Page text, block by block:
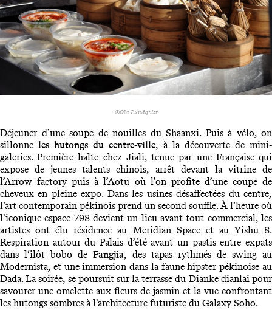
©Ola Lundqvist
Déjeuner d’une soupe de nouilles du Shaanxi. Puis à vélo, on
sillonneles hutongs du centre-ville, à la découverte de mini-
galeries. Première halte chez Jiali, tenue par une Française qui
expose de jeunes talents chinois, arrêt devant la vitrine de
l’Arrow factory puis à l’Aotu où l’on profite d’une coupe de
cheveux en pleine expo. Dans les usines désaffectées du centre,
l’art contemporain pékinois prend un second souffle. À l’heure où
l’iconique espace 798 devient un lieu avant tout commercial, les
artistes ont élu résidence au Meridian Space et au Yishu 8.
Respiration autour du Palais d’été avant un pastis entre expats
dans l‘ilôt bobo deFangjia, des tapas rythmés de swing au
Modernista, et une immersion dans la faune hipster pékinoise au
Dada. La soirée, se poursuit sur la terrasse du Dianke dianlai pour
savourer une omelette aux fleurs de jasmin et la vue confrontant
les hutongs sombres à l’architecture futuriste du Galaxy Soho.